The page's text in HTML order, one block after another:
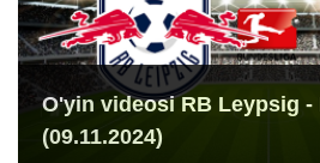
O'yin videosi RB Leypsig -
(09.11.2024)